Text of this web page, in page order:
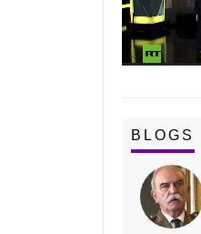
BLOGS